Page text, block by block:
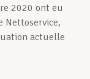
2020 ont eu
Nettoservice,
actuelle